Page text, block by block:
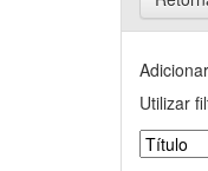
Utilizar